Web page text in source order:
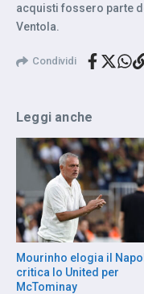
acquisti fossero parte
Ventola.
Condividi
Leggi anche
Mourinho elogia il
critica lo United per
McTominay